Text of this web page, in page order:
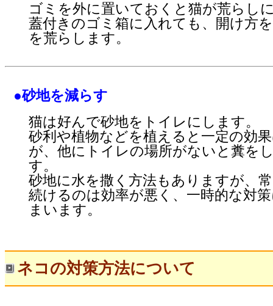
ゴミを外に置いておくと猫が荒らし
蓋付きのゴミ箱に入れても、開け方
を荒らします。
●砂地を減らす
猫は好んで砂地をトイレにします。
砂利や植物などを植えると一定の効
が、他にトイレの場所がないと糞を
す。
砂地に水を撒く方法もありますが、
続けるのは効率が悪く、一時的な対
まいます。
ネコの対策方法について